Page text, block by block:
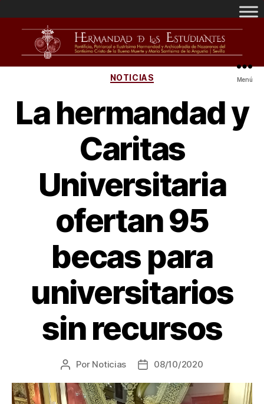
Menú
NOTICIAS
La hermandad y
Caritas
Universitaria
ofertan 95
becas para
universitarios
sin recursos
Por Noticias 08/10/2020